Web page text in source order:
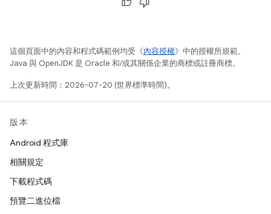
這個頁面中的內容和程式碼範例均受《內容授權》中的授權所規範。
Java 與 OpenJDK 是 Oracle 和/或其關係企業的商標或註冊商標。
上次更新時間：2026-07-20 (世界標準時間)。
版本
Android 程式庫
相關規定
下載程式碼
預覽二進位檔